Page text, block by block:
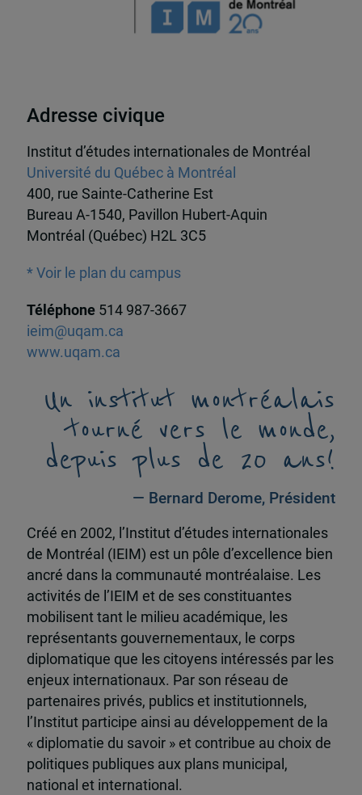
Adresse civique
Institut d’études internationales de Montréal
Université du Québec à Montréal
400, rue Sainte-Catherine Est
Bureau A-1540, Pavillon Hubert-Aquin
Montréal (Québec) H2L 3C5
* Voir le plan du campus
Téléphone 514 987-3667
ieim@uqam.ca
www.uqam.ca
Un institut montréalais
tourné vers le monde,
depuis plus de 20 ans!
— Bernard Derome, Président
Créé en 2002, l’Institut d’études internationales
de Montréal (IEIM) est un pôle d’excellence bien
ancré dans la communauté montréalaise. Les
activités de l’IEIM et de ses constituantes
mobilisent tant le milieu académique, les
représentants gouvernementaux, le corps
diplomatique que les citoyens intéressés par les
enjeux internationaux. Par son réseau de
partenaires privés, publics et institutionnels,
l’Institut participe ainsi au développement de la
« diplomatie du savoir » et contribue au choix de
politiques publiques aux plans municipal,
national et international.